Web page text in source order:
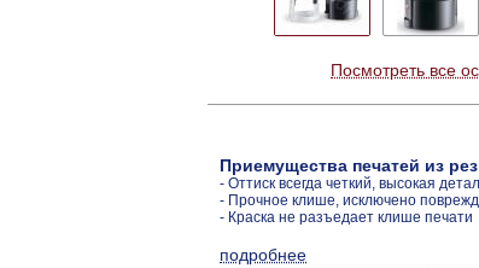
Посмотреть все
Приемущества печатей из
- Оттиск всегда четкий, высокая
- Прочное клише, исключено
- Краска не разъедает клише печати
подробнее